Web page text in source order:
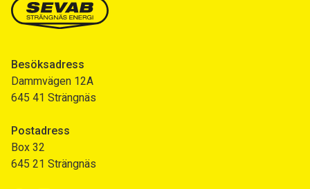
Besöksadress
Dammvägen 12A
645 41 Strängnäs
Postadress
Box 32
645 21 Strängnäs